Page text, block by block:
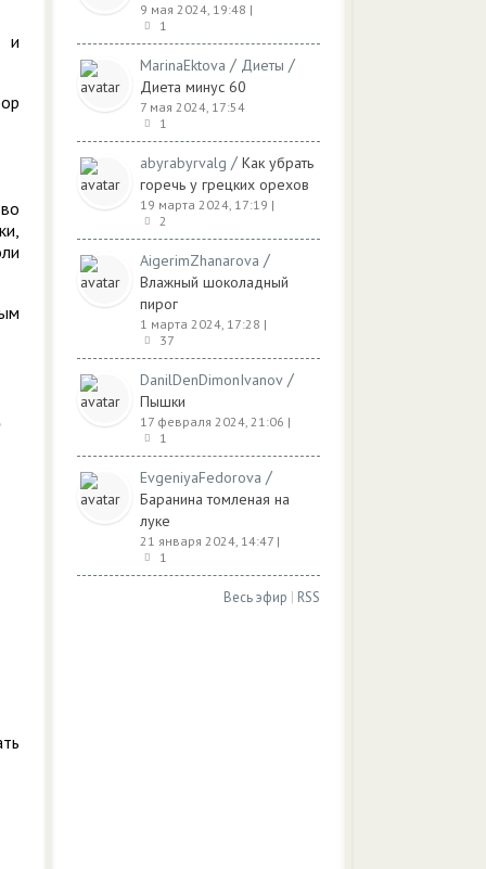
и
9 мая 2024, 19:48 |
1
MarinaEktova / Диеты /
Диета минус 60
7 мая 2024, 17:54
1
abyrabyrvalg / Как убрать
горечь у грецких орехов
19 марта 2024, 17:19 |
2
AigerimZhanarova /
Влажный шоколадный
пирог
1 марта 2024, 17:28 |
37
DanilDenDimonIvanov /
Пышки
17 февраля 2024, 21:06 |
1
EvgeniyaFedorova /
Баранина томленая на
луке
21 января 2024, 14:47 |
1
Весь эфир | RSS